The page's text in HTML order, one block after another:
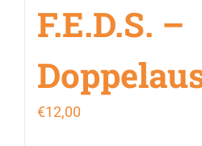
F.E.D.S. –
€12,00